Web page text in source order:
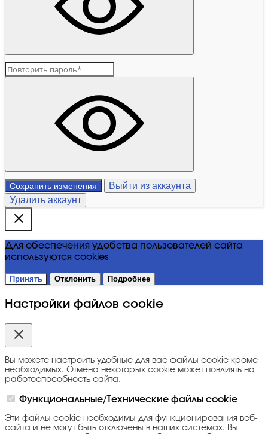
Сохранить изменения
Выйти из аккаунта
Удалить аккаунт
Для обеспечения удобства пользователей сайта
используются cookies
Принять Отклонить Подробнее
Настройки файлов cookie
Вы можете настроить удобные для вас файлы cookie кроме
необходимых. Отмена некоторых cookie может повлиять на
работоспособность сайта.
Функциональные/Технические файлы cookie
Эти файлы cookie необходимы для функционирования веб-
сайта и не могут быть отключены в наших системах. Вы